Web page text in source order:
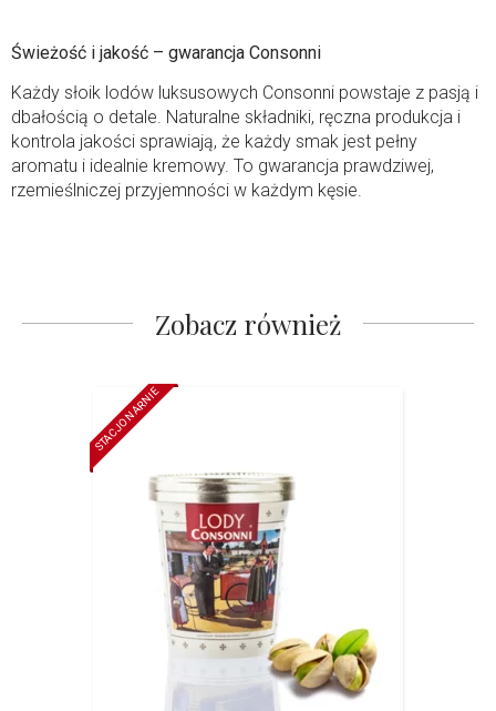
Świeżość i jakość – gwarancja Consonni
Każdy słoik lodów luksusowych Consonni powstaje z pasją i
dbałością o detale. Naturalne składniki, ręczna produkcja i
kontrola jakości sprawiają, że każdy smak jest pełny
aromatu i idealnie kremowy. To gwarancja prawdziwej,
rzemieślniczej przyjemności w każdym kęsie.
Zobacz również
STACJONARNIE